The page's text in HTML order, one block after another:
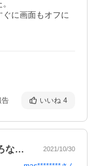
に画面もオフに
告 いいね 4
パルスオキシメーターは、いろいろなメー… 2021/10/30